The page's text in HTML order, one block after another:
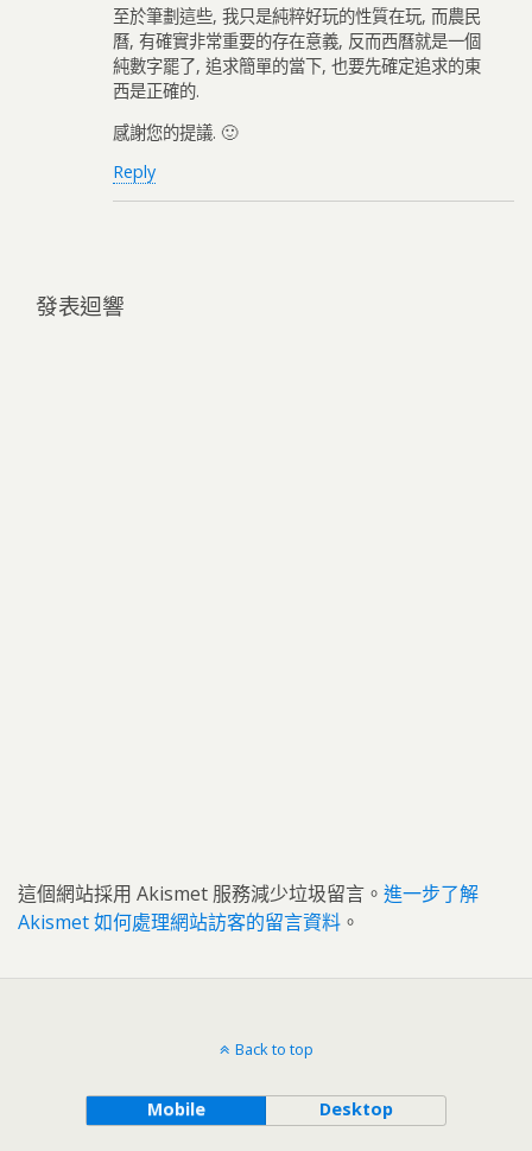
至於筆劃這些, 我只是純粹好玩的性質在玩, 而農民
曆, 有確實非常重要的存在意義, 反而西曆就是一個
純數字罷了, 追求簡單的當下, 也要先確定追求的東
西是正確的.
感謝您的提議. 🙂
Reply
發表迴響
這個網站採用 Akismet 服務減少垃圾留言。 進一步了解
Akismet 如何處理網站訪客的留言資料 。
Back to top
Mobile Desktop